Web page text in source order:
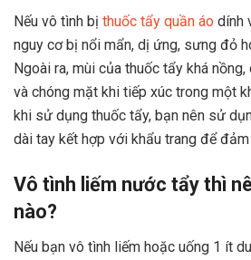
Nếu vô tình bị thuốc tẩy quần áo dính
nguy cơ bị nổi mẩn, dị ứng, sưng đỏ
Ngoài ra, mùi của thuốc tẩy khá
và chóng mặt khi tiếp xúc trong một
khi sử dụng thuốc tẩy, bạn nên sử
dài tay kết hợp với khẩu trang để
Vô tình liếm nước tẩy thì
nào?
Nếu bạn vô tình liếm hoặc uống 1 ít